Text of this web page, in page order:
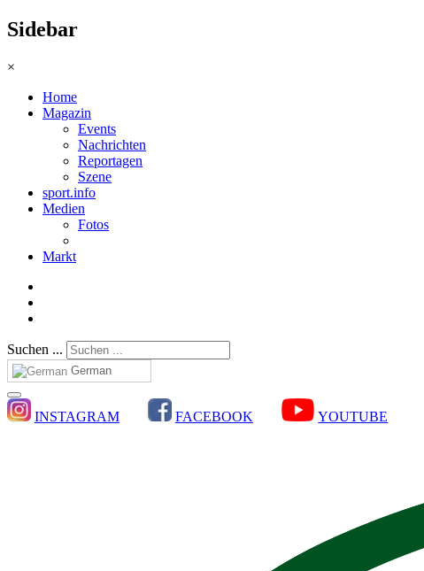
Sidebar
×
Home
Magazin
Events
Nachrichten
Reportagen
Szene
sport.info
Medien
Fotos
Markt
Suchen ...
German
INSTAGRAM FACEBOOK YOUTUBE